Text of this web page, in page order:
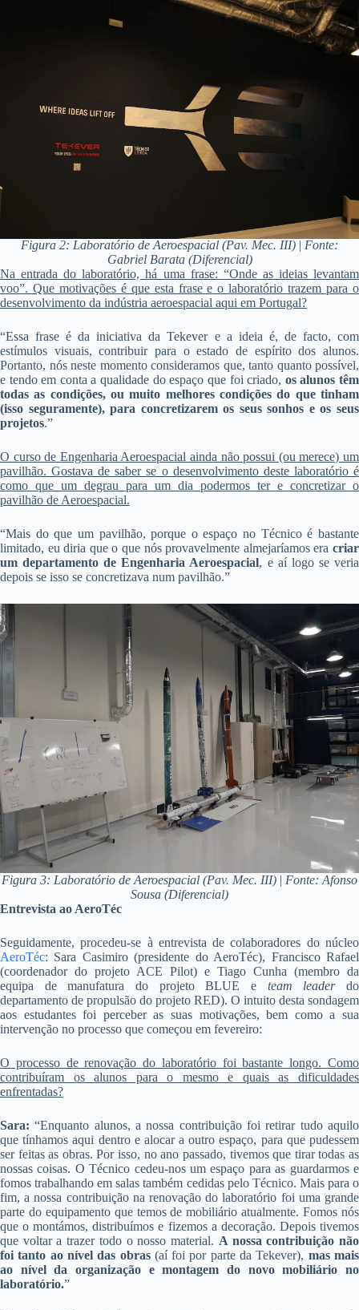
Figura 2: Laboratório de Aeroespacial (Pav. Mec. III) | Fonte:
Gabriel Barata (Diferencial)
Na entrada do laboratório, há uma frase: “Onde as ideias levantam
voo”. Que motivações é que esta frase e o laboratório trazem para o
desenvolvimento da indústria aeroespacial aqui em Portugal?
“Essa frase é da iniciativa da Tekever e a ideia é, de facto, com
estímulos visuais, contribuir para o estado de espírito dos alunos.
Portanto, nós neste momento consideramos que, tanto quanto possível,
e tendo em conta a qualidade do espaço que foi criado, os alunos têm
todas as condições, ou muito melhores condições do que tinham
(isso seguramente), para concretizarem os seus sonhos e os seus
projetos.”
O curso de Engenharia Aeroespacial ainda não possui (ou merece) um
pavilhão. Gostava de saber se o desenvolvimento deste laboratório é
como que um degrau para um dia podermos ter e concretizar o
pavilhão de Aeroespacial.
“Mais do que um pavilhão, porque o espaço no Técnico é bastante
limitado, eu diria que o que nós provavelmente almejaríamos era criar
um departamento de Engenharia Aeroespacial, e aí logo se veria
depois se isso se concretizava num pavilhão.”
Figura 3: Laboratório de Aeroespacial (Pav. Mec. III) | Fonte: Afonso
Sousa (Diferencial)
Entrevista ao AeroTéc
Seguidamente, procedeu-se à entrevista de colaboradores do núcleo
AeroTéc: Sara Casimiro (presidente do AeroTéc), Francisco Rafael
(coordenador do projeto ACE Pilot) e Tiago Cunha (membro da
equipa de manufatura do projeto BLUE e team leaderdo
departamento de propulsão do projeto RED). O intuito desta sondagem
aos estudantes foi perceber as suas motivações, bem como a sua
intervenção no processo que começou em fevereiro:
O processo de renovação do laboratório foi bastante longo. Como
contribuíram os alunos para o mesmo e quais as dificuldades
enfrentadas?
Sara:“Enquanto alunos, a nossa contribuição foi retirar tudo aquilo
que tínhamos aqui dentro e alocar a outro espaço, para que pudessem
ser feitas as obras. Por isso, no ano passado, tivemos que tirar todas as
nossas coisas. O Técnico cedeu-nos um espaço para as guardarmos e
fomos trabalhando em salas também cedidas pelo Técnico. Mais para o
fim, a nossa contribuição na renovação do laboratório foi uma grande
parte do equipamento que temos de mobiliário atualmente. Fomos nós
que o montámos, distribuímos e fizemos a decoração. Depois tivemos
que voltar a trazer todo o nosso material. A nossa contribuição não
foi tanto ao nível das obras(aí foi por parte da Tekever), mas mais
ao nível da organização e montagem do novo mobiliário no
laboratório.”